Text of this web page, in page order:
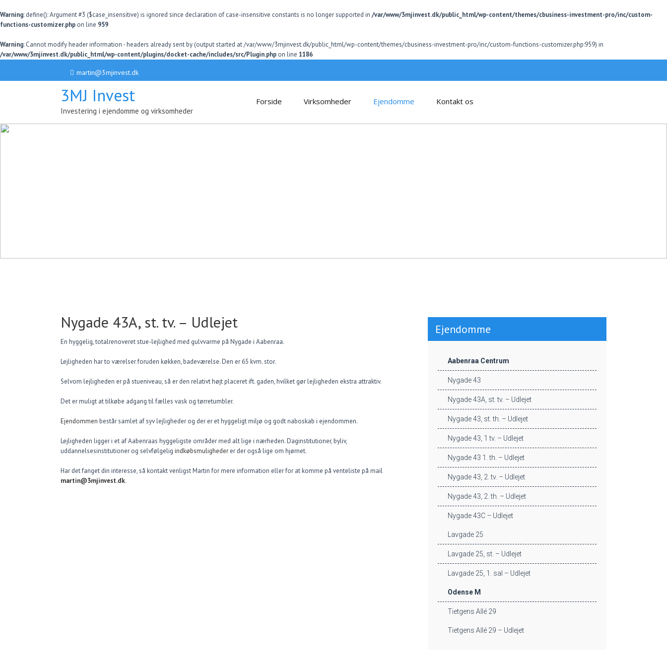
Warning: define(): Argument #3 ($case_insensitive) is ignored since declaration of case-insensitive constants is no longer supported in /var/www/3mjinvest.dk/public_html/wp-content/themes/cbusiness-investment-pro/inc/custom-
functions-customizer.php on line 959
Warning: Cannot modify header information - headers already sent by (output started at /var/www/3mjinvest.dk/public_html/wp-content/themes/cbusiness-investment-pro/inc/custom-functions-customizer.php:959) in
/var/www/3mjinvest.dk/public_html/wp-content/plugins/docket-cache/includes/src/Plugin.php on line 1186
martin@3mjinvest.dk
3MJ Invest
Investering i ejendomme og virksomheder
Forside Virksomheder Ejendomme Kontakt os
Nygade 43A, st. tv. – Udlejet
En hyggelig, totalrenoveret stue-lejlighed med gulvvarme på Nygade i Aabenraa.
Lejligheden har to værelser foruden køkken, badeværelse. Den er 65 kvm. stor.
Selvom lejligheden er på stueniveau, så er den relativt højt placeret ift. gaden, hvilket gør lejligheden ekstra attraktiv.
Det er muligt at tilkøbe adgang til fælles vask og tørretumbler.
Ejendommen består samlet af syv lejligheder og der er et hyggeligt miljø og godt naboskab i ejendommen.
Lejligheden ligger i et af Aabenraas hyggeligste områder med alt lige i nærheden. Daginstitutioner, byliv,
uddannelsesinstitutioner og selvfølgelig indkøbsmuligheder er der også lige om hjørnet.
Har det fanget din interesse, så kontakt venligst Martin for mere information eller for at komme på venteliste på mail
martin@3mjinvest.dk.
Ejendomme
Aabenraa Centrum
Nygade 43
Nygade 43A, st. tv. – Udlejet
Nygade 43, st. th. – Udlejet
Nygade 43, 1 tv. – Udlejet
Nygade 43 1. th. – Udlejet
Nygade 43, 2. tv. – Udlejet
Nygade 43, 2. th. – Udlejet
Nygade 43C – Udlejet
Lavgade 25
Lavgade 25, st. – Udlejet
Lavgade 25, 1. sal – Udlejet
Odense M
Tietgens Allé 29
Tietgens Allé 29 – Udlejet